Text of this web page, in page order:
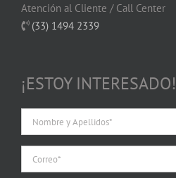
Atención al Cliente / Call Center
(33) 1494 2339
¡ESTOY INTERESADO!